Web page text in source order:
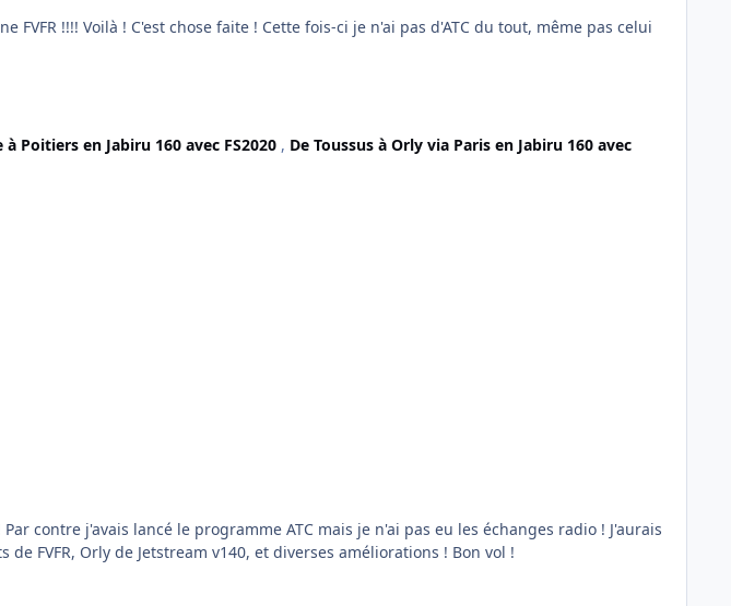
!!!! Voilà ! C'est chose faite ! Cette fois-ci je n'ai pas d'ATC du tout, même pas celui
Poitiers en Jabiru 160 avec FS2020 , De Toussus à Orly via Paris en Jabiru 160 avec
contre j'avais lancé le programme ATC mais je n'ai pas eu les échanges radio ! J'aurais
dû le lancer en dernier et ne pas toucher à la fenête ensuite ! J'ai utilisé les aéroports de FVFR, Orly de Jetstream v140, et diverses améliorations ! Bon vol !